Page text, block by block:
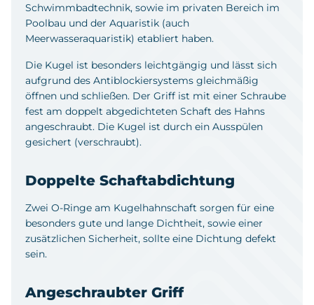
Schwimmbadtechnik, sowie im privaten Bereich im
Poolbau und der Aquaristik (auch
Meerwasseraquaristik) etabliert haben.
Die Kugel ist besonders leichtgängig und lässt sich
aufgrund des Antiblockiersystems gleichmäßig
öffnen und schließen. Der Griff ist mit einer Schraube
fest am doppelt abgedichteten Schaft des Hahns
angeschraubt. Die Kugel ist durch ein Ausspülen
gesichert (verschraubt).
Doppelte Schaftabdichtung
Zwei O-Ringe am Kugelhahnschaft sorgen für eine
besonders gute und lange Dichtheit, sowie einer
zusätzlichen Sicherheit, sollte eine Dichtung defekt
sein.
Angeschraubter Griff